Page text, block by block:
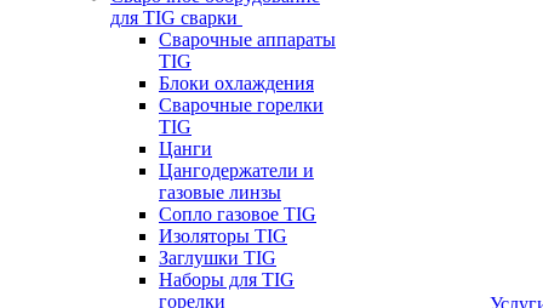
для TIG сварки
Сварочные аппараты
TIG
Блоки охлаждения
Сварочные горелки
TIG
Цанги
Цангодержатели и
газовые линзы
Сопло газовое TIG
Изоляторы TIG
Заглушки TIG
Наборы для TIG
горелки